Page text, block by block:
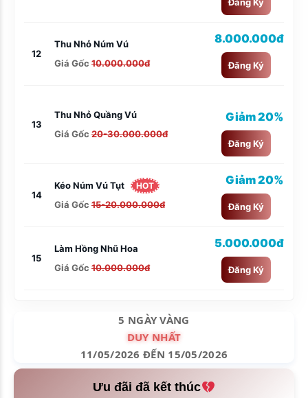
12
Thu Nhỏ Núm Vú
Giá Gốc 10.000.000đ
8.000.000đ
Đăng Ký
13
Thu Nhỏ Quầng Vú
Giá Gốc 20-30.000.000đ
Giảm 20%
Đăng Ký
14
Kéo Núm Vú Tụt HOT
Giá Gốc 15-20.000.000đ
Giảm 20%
Đăng Ký
15
Làm Hồng Nhũ Hoa
Giá Gốc 10.000.000đ
5.000.000đ
Đăng Ký
5 NGÀY VÀNG
DUY NHẤT
11/05/2026 ĐẾN 15/05/2026
Ưu đãi đã kết thúc